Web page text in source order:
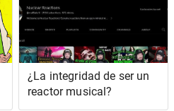
¿La integridad de ser un
reactor musical?